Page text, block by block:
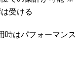
受ける
時はパフォーマンス